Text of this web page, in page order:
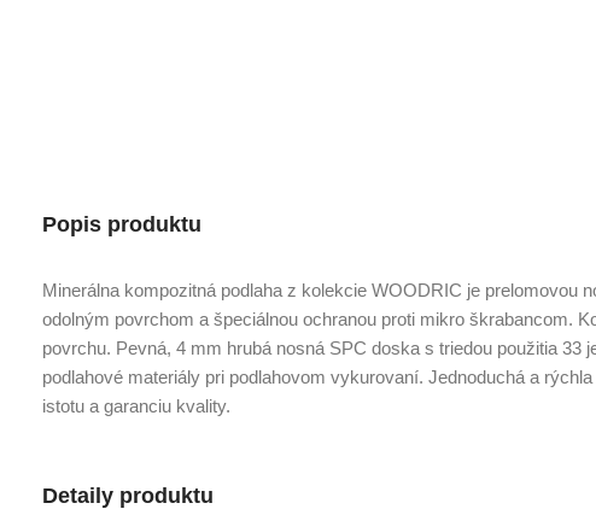
Popis produktu
Minerálna kompozitná podlaha z kolekcie WOODRIC je prelomovou
odolným povrchom a špeciálnou ochranou proti mikro škrabancom.
povrchu. Pevná, 4 mm hrubá nosná SPC doska s triedou použitia
podlahové materiály pri podlahovom vykurovaní. Jednoduchá a
istotu a garanciu kvality.
Detaily produktu